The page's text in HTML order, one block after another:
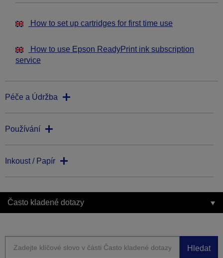
How to set up cartridges for first time use
How to use Epson ReadyPrint ink subscription
service
Péče a Údržba
Používání
Inkoust / Papír
Často kladené dotazy
Hledat